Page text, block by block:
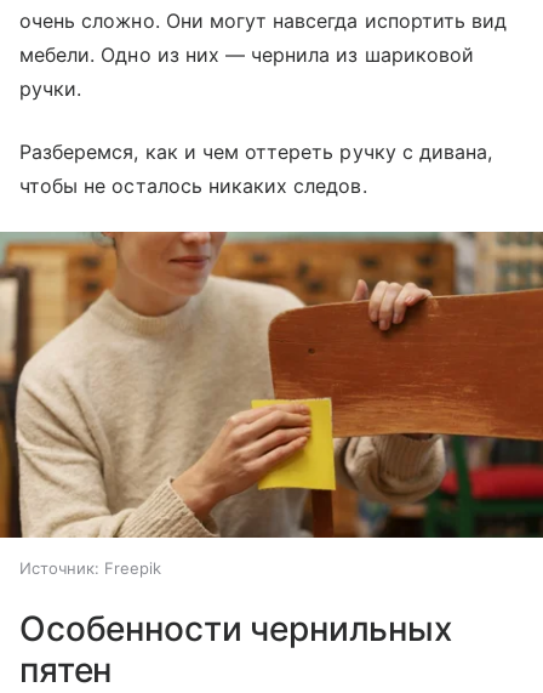
очень сложно. Они могут навсегда испортить вид
мебели. Одно из них — чернила из шариковой
ручки.
Разберемся, как и чем оттереть ручку с дивана,
чтобы не осталось никаких следов.
Источник: Freepik
Особенности чернильных
пятен